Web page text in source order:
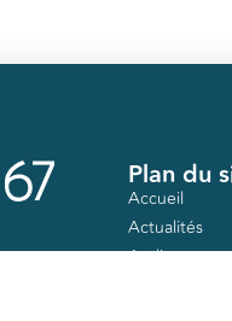
Plan du
Accueil
Actualités
Ateliers